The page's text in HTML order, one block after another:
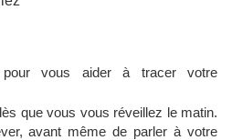
pour vous aider à tracer votre
que vous vous réveillez le matin.
avant même de parler à votre